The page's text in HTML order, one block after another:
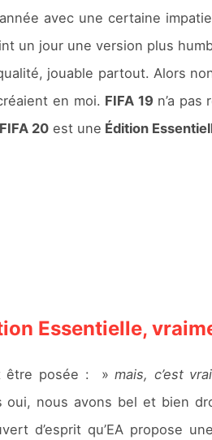
avec une certaine
un jour une version plus
jouable partout. Alors
en moi. FIFA 19 n’a
FIFA 20est une Édition
Essentielle,
être posée : »mais, c’est
oui, nous avons bel et bien
d’esprit qu’EA propose